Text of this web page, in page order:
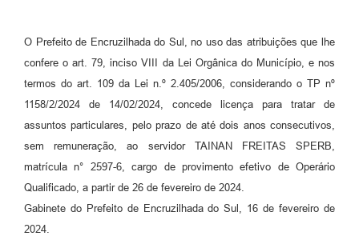
Carta de Serviços
Relatório Ouvidoria 2022
Relatório Ouvidoria 2024
Galeria de Fotos
Negócios
O Prefeito de Encruzilhada do Sul, no uso das atribuições que lhe
confere o art. 79, inciso VIII da Lei Orgânica do Município, e nos
termos do art. 109 da Lei n.º 2.405/2006, considerando o TP nº
1158/2/2024 de 14/02/2024, concede licença para tratar de
assuntos particulares, pelo prazo de até dois anos consecutivos,
sem remuneração, ao servidor TAINAN FREITAS SPERB,
matrícula n° 2597-6, cargo de provimento efetivo de Operário
Qualificado, a partir de 26 de fevereiro de 2024.
Gabinete do Prefeito de Encruzilhada do Sul, 16 de fevereiro de
2024.